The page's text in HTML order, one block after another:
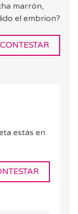
marrón,
el embrion?
CONTESTAR
estás en